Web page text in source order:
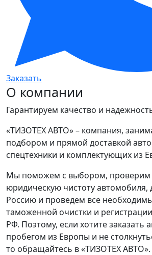
Заказать
О компании
Гарантируем качество и
«ТИЗОТЕХ АВТО» – компания,
подбором и прямой доставкой
спецтехники и комплектующих из
Мы поможем с выбором, проверим
юридическую чистоту автомобиля,
Россию и проведем все
таможенной очистки и
РФ. Поэтому, если хотите заказать
пробегом из Европы и не
то обращайтесь в «ТИЗОТЕХ АВТО».